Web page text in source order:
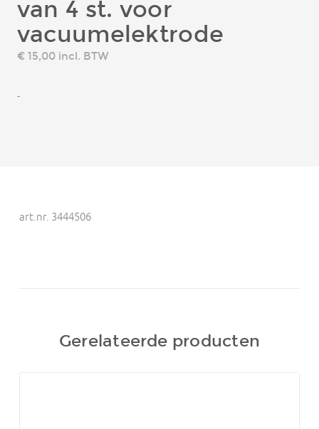
van 4 st. voor
vacuumelektrode
€ 15,00 incl. BTW
-
art.nr. 3444506
Gerelateerde producten